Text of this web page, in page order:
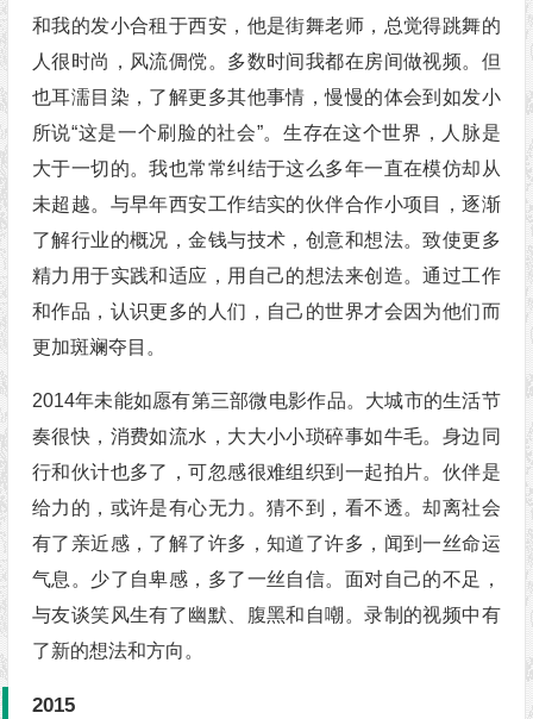
和我的发小合租于西安，他是街舞老师，总觉得跳舞的
人很时尚，风流倜傥。多数时间我都在房间做视频。但
也耳濡目染，了解更多其他事情，慢慢的体会到如发小
所说“这是一个刷脸的社会”。生存在这个世界，人脉是
大于一切的。我也常常纠结于这么多年一直在模仿却从
未超越。与早年西安工作结实的伙伴合作小项目，逐渐
了解行业的概况，金钱与技术，创意和想法。致使更多
精力用于实践和适应，用自己的想法来创造。通过工作
和作品，认识更多的人们，自己的世界才会因为他们而
更加斑斓夺目。
2014年未能如愿有第三部微电影作品。大城市的生活节
奏很快，消费如流水，大大小小琐碎事如牛毛。身边同
行和伙计也多了，可忽感很难组织到一起拍片。伙伴是
给力的，或许是有心无力。猜不到，看不透。却离社会
有了亲近感，了解了许多，知道了许多，闻到一丝命运
气息。少了自卑感，多了一丝自信。面对自己的不足，
与友谈笑风生有了幽默、腹黑和自嘲。录制的视频中有
了新的想法和方向。
2015